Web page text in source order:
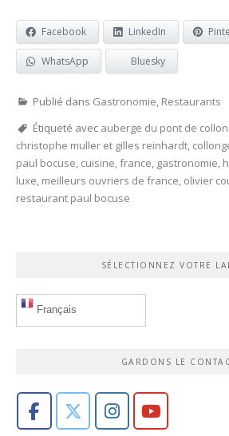
Facebook LinkedIn
WhatsApp Bluesky
Publié dans Gastronomie, Restaurants
Étiqueté avec auberge du pont de
christophe muller et gilles reinhardt,
paul bocuse, cuisine,france, gastronomie,
luxe, meilleurs ouvriers de france, olivier
restaurant paul bocuse
SÉLECTIONNEZ VOTRE
Français
GARDONS LE